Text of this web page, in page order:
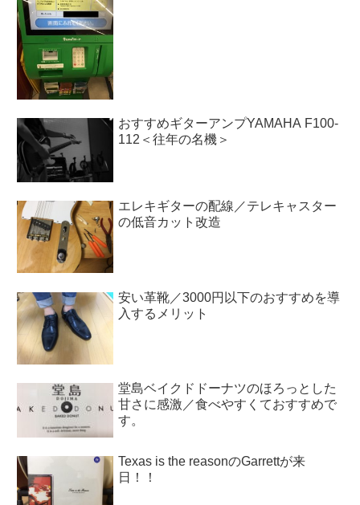
おすすめギターアンプYAMAHA F100-
112＜往年の名機＞
エレキギターの配線／テレキャスター
の低音カット改造
安い革靴／3000円以下のおすすめを導
入するメリット
堂島ベイクドドーナツのほろっとした
甘さに感激／食べやすくておすすめで
す。
Texas is the reasonのGarrettが来
日！！